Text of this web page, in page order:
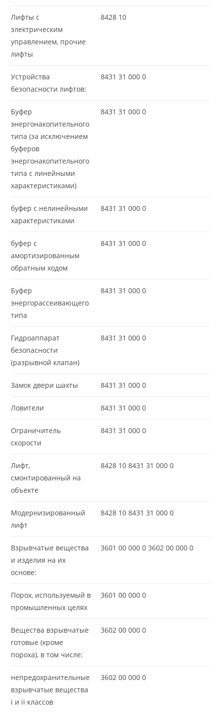
Лифты с
электрическим
управлением, прочие
лифты
8428 10
Устройства
безопасности лифтов:
8431 31 000 0
Буфер
энергонакопительного
типа (за исключением
буферов
энергонакопительного
типа с линейными
характеристиками)
8431 31 000 0
буфер с нелинейными
характеристиками
8431 31 000 0
буфер с
амортизированным
обратным ходом
8431 31 000 0
Буфер
энергорассеивающего
типа
8431 31 000 0
Гидроаппарат
безопасности
(разрывной клапан)
8431 31 000 0
Замок двери шахты 8431 31 000 0
Ловители 8431 31 000 0
Ограничитель
скорости
8431 31 000 0
Лифт,
смонтированный на
объекте
8428 10 8431 31 000 0
Модернизированный
лифт
8428 10 8431 31 000 0
Взрывчатые вещества
и изделия на их
основе:
3601 00 000 0 3602 00 000 0
Порох, используемый в
промышленных целях
3601 00 000 0
Вещества взрывчатые
готовые (кроме
пороха), в том числе:
3602 00 000 0
непредохранительные
взрывчатые вещества
i и ii классов
3602 00 000 0